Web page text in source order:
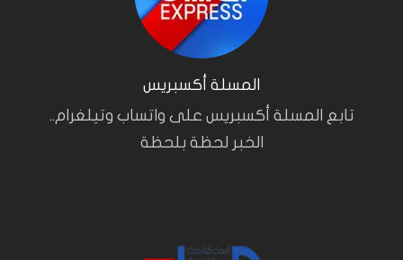
المسلة أكسبريس
تابع المسلة أكسبريس على واتساب وتيلغرام..
الخبر لحظة بلحظة